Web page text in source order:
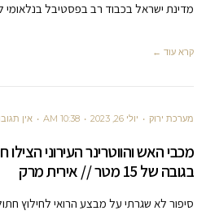
מדינת ישראל בכבוד רב בפסטיבל בנלאומי
קרא עוד ←
מערכת ירוק יולי 26, 2023 10:38 AM אין
מכבי האש והווטרינר העירוני
בגובה של 15 מטר // אירית מרק